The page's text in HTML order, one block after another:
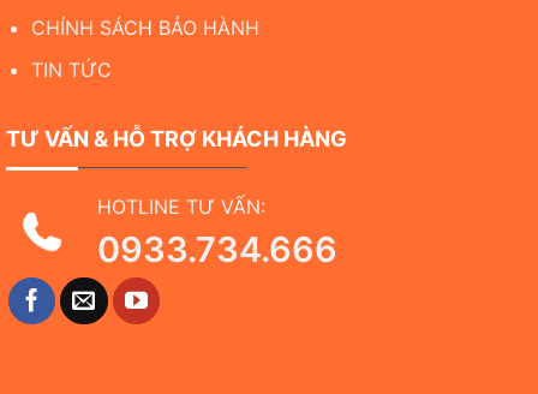
CHÍNH SÁCH BẢO HÀNH
TIN TỨC
TƯ VẤN & HỖ TRỢ KHÁCH HÀNG
HOTLINE TƯ VẤN:
0933.734.666